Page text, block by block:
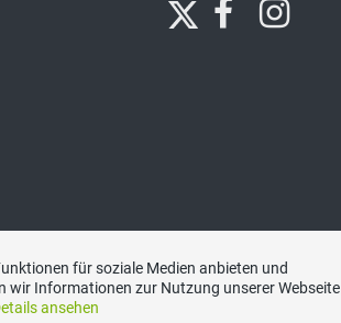
|Datenschutzerklärung
für soziale Medien anbieten und
wir Informationen zur Nutzung unserer Webseite
ansehen